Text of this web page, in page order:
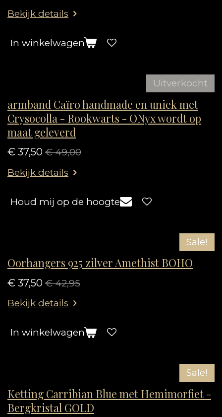
Bekijk details
In winkelwagen
Uitverkocht
armband Caïro handmade en uniek met
Crysocolla - Rookwarts - ONyx wordt op
maat geleverd
€ 37,50 € 49,00
Bekijk details
Houd mij op de hoogte
Sale!
Oorhangers 925 zilver Amethist BOHO
€ 37,50 € 42,95
Bekijk details
In winkelwagen
Sale!
Ketting Carribian Blue met Hemimorfiet -
Bergkristal GOLD